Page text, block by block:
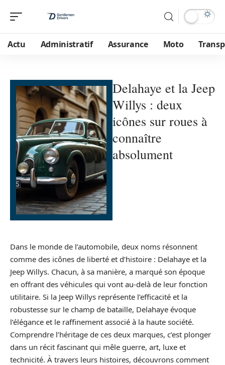
Actu Administratif Assurance Moto
Delahaye et la Jeep
Willys : deux
icônes sur roues à
connaître
absolument
Dans le monde de l’automobile, deux noms résonnent
comme des icônes de liberté et d’histoire : Delahaye et la
Jeep Willys. Chacun, à sa manière, a marqué son époque
en offrant des véhicules qui vont au-delà de leur fonction
utilitaire. Si la Jeep Willys représente l’efficacité et la
robustesse sur le champ de bataille, Delahaye évoque
l’élégance et le raffinement associé à la haute société.
Comprendre l’héritage de ces deux marques, c’est plonger
dans un récit fascinant qui mêle guerre, art, luxe et
technicité. À travers leurs histoires, découvrons comment